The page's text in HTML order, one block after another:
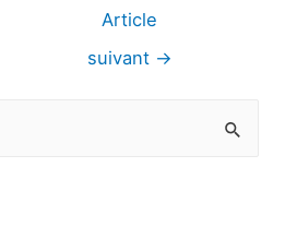
Article
suivant →